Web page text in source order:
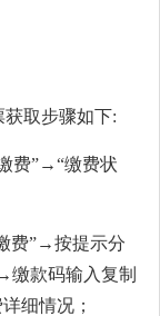
取步骤如下:
费”→“缴费状
费”→按提示分
缴款码输入复制
细情况；